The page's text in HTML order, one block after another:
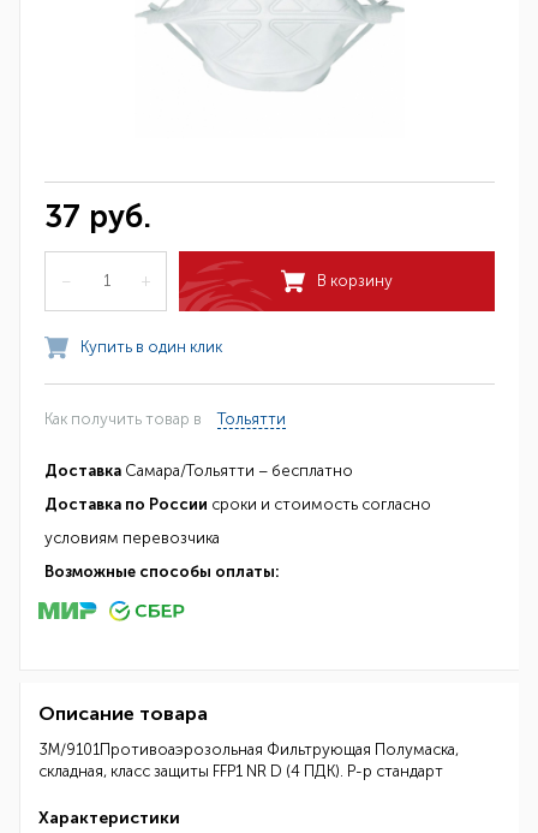
37 руб.
– + В корзину
Купить в один клик
Как получить товар в Тольятти
Доставка Самара/Тольятти – бесплатно
Доставка по России сроки и стоимость согласно
условиям перевозчика
Возможные способы оплаты:
Описание товара
3M/9101Противоаэрозольная Фильтрующая Полумаска,
складная, класс защиты FFP1 NR D (4 ПДК). Р-р стандарт
Характеристики